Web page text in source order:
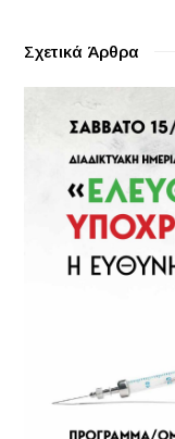
Σχετικά Άρθρα